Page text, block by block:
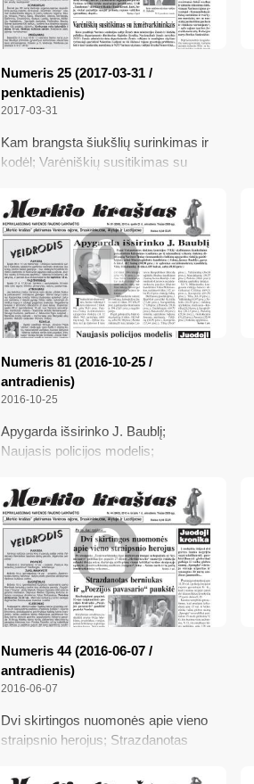
Numeris 25 (2017-03-31 /
penktadienis)
2017-03-31
Kam brangsta šiukšlių surinkimas ir
kodėl; Varėniškių susitikimas su
autobusiuką jau atpažįsta;
Valdantieji didina kainą už atliekų
tvarkymą
Numeris 81 (2016-10-25 /
antradienis)
2016-10-25
Apygarda išsirinko J. Baublį;
Naujasis policijos modelis;
Numeris 44 (2016-06-07 /
antradienis)
2016-06-07
Dvi skirtingos nuomonės apie vieno
straipsnio herojus; Strazdanotas
paukštė; Prašo atnaujinti laiškų